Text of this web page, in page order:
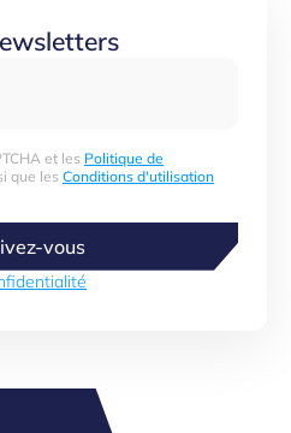
et les Politique de
que les Conditions d'utilisation
vous